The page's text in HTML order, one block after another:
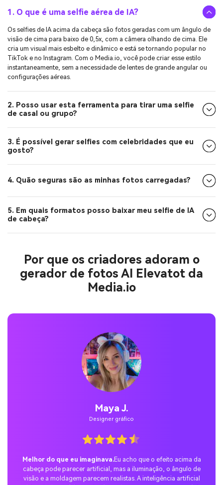
1. O que é uma selfie aérea de IA?
Os selfies de IA acima da cabeça são fotos geradas com um ângulo de
visão de cima para baixo de 0,5x, com a câmera olhando de cima. Ele
cria um visual mais esbelto e dinâmico e está se tornando popular no
TikTok e no Instagram. Com o Media.io, você pode criar esse estilo
instantaneamente, sem a necessidade de lentes de grande angular ou
configurações aéreas.
2. Posso usar esta ferramenta para tirar uma selfie
de casal ou grupo?
3. É possível gerar selfies com celebridades que eu
gosto?
4. Quão seguras são as minhas fotos carregadas?
5. Em quais formatos posso baixar meu selfie de IA
de cabeça?
Por que os criadores adoram o
gerador de fotos AI Elevatot da
Media.io
Jordan Pass.
Utilizador temporário
A surpresa perfeita do TikTok.Experimentei a tendência de
selfies em cima da cabeça com dicas de nano-banana e
compartilhei no TikTok. A resposta foi incrível – as pessoas